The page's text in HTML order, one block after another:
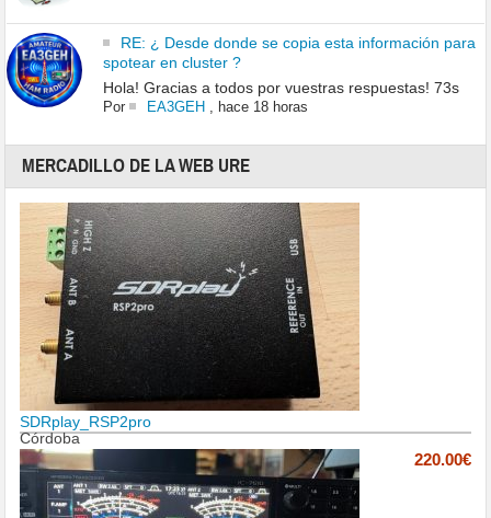
RE: ¿ Desde donde se copia esta información para
spotear en cluster ?
Hola! Gracias a todos por vuestras respuestas! 73s
Por EA3GEH, hace 18 horas
MERCADILLO DE LA WEB URE
SDRplay_RSP2pro
Córdoba
220.00€